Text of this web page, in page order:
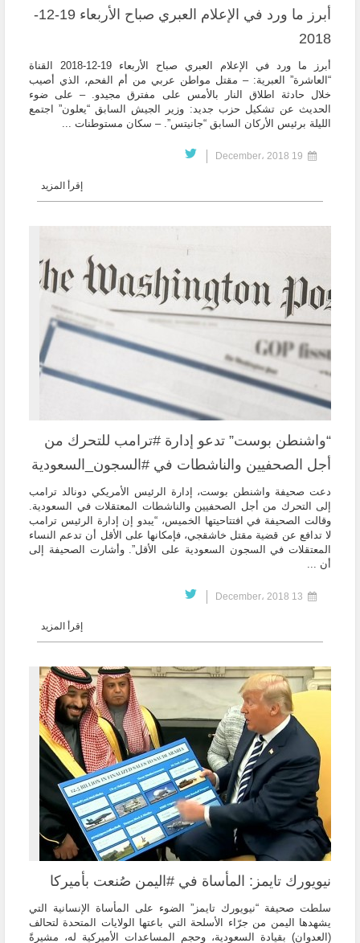
أبرز ما ورد في الإعلام العبري صباح الأربعاء 19-12-
2018
أبرز ما ورد في الإعلام العبري صباح الأربعاء 19-12-2018 القناة
“العاشرة” العبرية: – مقتل مواطن عربي من أم الفحم، الذي أصيب
خلال حادثة اطلاق النار بالأمس على مفترق مجيدو. – على ضوء
الحديث عن تشكيل حزب جديد: وزير الجيش السابق “يعلون” اجتمع
الليلة برئيس الأركان السابق “جانيتس”. – سكان مستوطنات ...
إقرأ المزيد
“واشنطن بوست” تدعو إدارة #ترامب للتحرك من
أجل الصحفيين والناشطات في #السجون_السعودية
دعت صحيفة واشنطن بوست، إدارة الرئيس الأمريكي دونالد ترامب
إلى التحرك من أجل الصحفيين والناشطات المعتقلات في السعودية.
وقالت الصحيفة في افتتاحيتها الخميس، “يبدو إن إدارة الرئيس ترامب
لا تدافع عن قضية مقتل خاشقجي، فإمكانها على الأقل أن تدعم النساء
المعتقلات في السجون السعودية على الأقل”. وأشارت الصحيفة إلى
أن ...
إقرأ المزيد
نيويورك تايمز: المأساة في #اليمن صُنعت بأميركا
سلطت صحيفة “نيويورك تايمز” الضوء على المأساة الإنسانية التي
يشهدها اليمن من جرّاء الأسلحة التي باعتها الولايات المتحدة لتحالف
(العدوان) بقيادة السعودية، وحجم المساعدات الأميركية له، مشيرةً